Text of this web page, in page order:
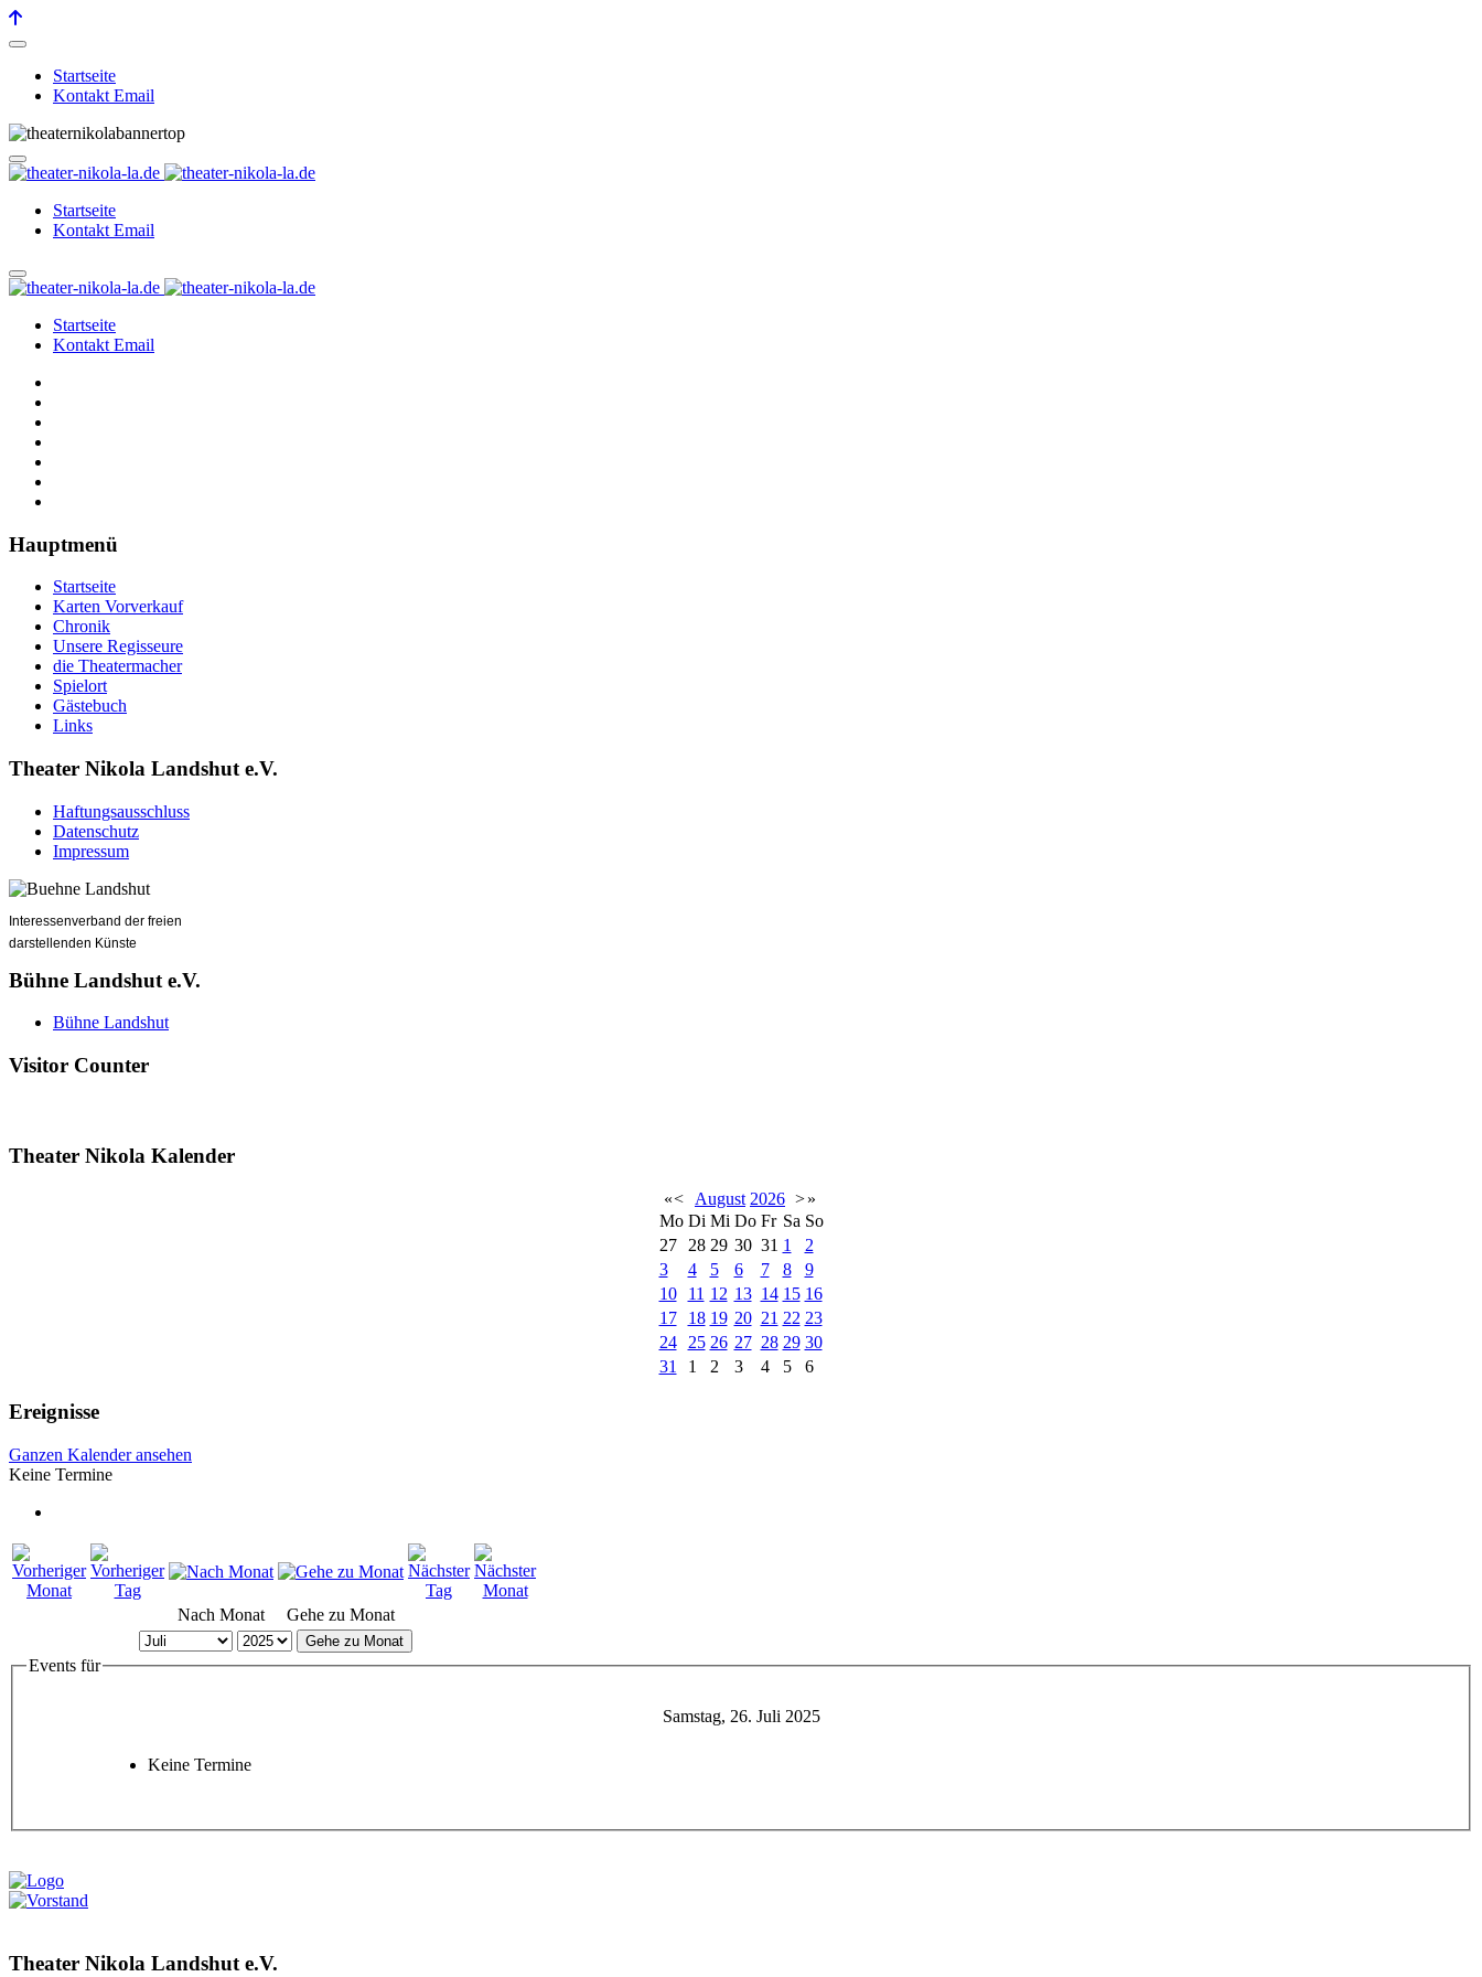
Startseite
Kontakt Email
Startseite
Kontakt Email
Startseite
Kontakt Email
Hauptmenü
Startseite
Karten Vorverkauf
Chronik
Unsere Regisseure
die Theatermacher
Spielort
Gästebuch
Links
Theater Nikola Landshut e.V.
Haftungsausschluss
Datenschutz
Impressum
Interessenverband der freien
darstellenden Künste
Bühne Landshut e.V.
Bühne Landshut
Visitor Counter
Theater Nikola Kalender
«< August 2026 >»
Mo Di Mi Do Fr Sa So
27
28 29 30 31 1
2
3
4 5 6 7 8
9
10
11 12 13 14 15 16
17
18 19 20 21 22 23
24
25 26 27 28 29 30
31
1 2 3 4 5 6
Ereignisse
Ganzen Kalender ansehen
Keine Termine
Nach Monat Gehe zu Monat
Gehe zu Monat
Events für
Samstag, 26. Juli 2025
Keine Termine
Theater Nikola Landshut e.V.